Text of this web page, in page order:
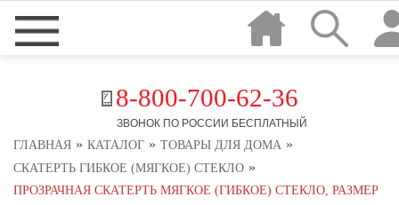
8-800-700-62-36
ЗВОНОК ПО РОССИИ БЕСПЛАТНЫЙ
ГЛАВНАЯ » КАТАЛОГ » ТОВАРЫ ДЛЯ ДОМА »
СКАТЕРТЬ ГИБКОЕ (МЯГКОЕ) СТЕКЛО »
ПРОЗРАЧНАЯ СКАТЕРТЬ МЯГКОЕ (ГИБКОЕ) СТЕКЛО, РАЗМЕР